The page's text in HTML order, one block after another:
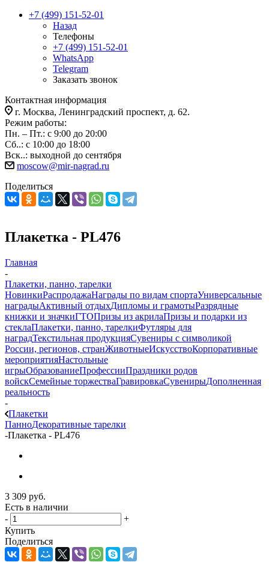
+7 (499) 151-52-01
Назад
Телефоны
+7 (499) 151-52-01
WhatsApp
Telegram
Заказать звонок
Контактная информация
г. Москва, Ленинградский проспект, д. 62.
Режим работы:
Пн. – Пт.: с 9:00 до 20:00
Сб..: с 10:00 до 18:00
Вск..: выходной до сентября
moscow@mir-nagrad.ru
Поделиться
Плакетка - PL476
Главная
-
Плакетки, панно, тарелки
НовинкиРаспродажаНаграды по видам спортаУниверсальные
наградыАктивный отдыхДипломы и грамотыРазрядные
книжки и значкиГТОПризы из акрилаПризы и подарки из
стеклаПлакетки, панно, тарелкиФутляры для
наградТекстильная продукцияСувениры с символикой
России, регионов, странЖивотныеИскусствоКорпоративные
мероприятияНастольные
игрыОбразованиеПрофессииПраздники родов
войскСемейные торжестваГравировкаСувенирыДополненная
реальность
-
Плакетки
ПанноДекоративные тарелки
-Плакетка - PL476
3 309 руб.
Есть в наличии
-
+
Купить
Поделиться